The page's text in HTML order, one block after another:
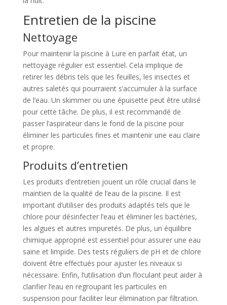
Entretien de la piscine
Nettoyage
Pour maintenir la piscine à Lure en parfait état, un
nettoyage régulier est essentiel. Cela implique de
retirer les débris tels que les feuilles, les insectes et
autres saletés qui pourraient s’accumuler à la surface
de l’eau. Un skimmer ou une épuisette peut être utilisé
pour cette tâche. De plus, il est recommandé de
passer l’aspirateur dans le fond de la piscine pour
éliminer les particules fines et maintenir une eau claire
et propre.
Produits d’entretien
Les produits d’entretien jouent un rôle crucial dans le
maintien de la qualité de l’eau de la piscine. Il est
important d’utiliser des produits adaptés tels que le
chlore pour désinfecter l’eau et éliminer les bactéries,
les algues et autres impuretés. De plus, un équilibre
chimique approprié est essentiel pour assurer une eau
saine et limpide. Des tests réguliers de pH et de chlore
doivent être effectués pour ajuster les niveaux si
nécessaire. Enfin, l’utilisation d’un floculant peut aider à
clarifier l’eau en regroupant les particules en
suspension pour faciliter leur élimination par filtration.